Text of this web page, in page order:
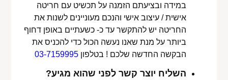
במידה ובציעתם הזמנה על תכשיט עם חריטה
אישית / עיצוב אישי והנכם מעוניינים לשנות את
החריטה יש להתקשר עד כ- כשעתיים באופן דחוף
ביותר על מנת שאנו נעשה הכול כדי להכניס את
הבקשה החדשה שלכם ! בטלפון03-7159995
השליח יוצר קשר לפני שהוא מגיע?